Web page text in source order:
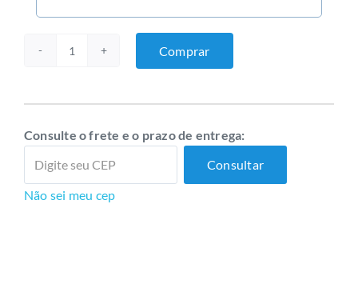
Lentes
quantidade
Comprar
Consulte o frete e o prazo de entrega:
Consultar
Não sei meu cep